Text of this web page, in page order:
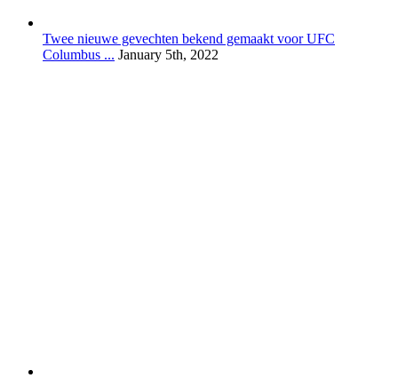
Twee nieuwe gevechten bekend gemaakt voor UFC
Columbus ... January 5th, 2022